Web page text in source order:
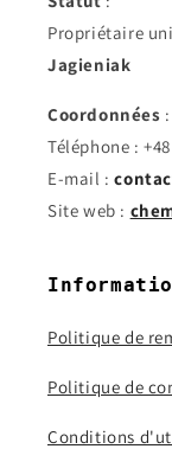
Propriétaire
Jagieniak
Coordonnées :
Téléphone :
E-mail :
Site web :
Politique de
Politique de
Conditions